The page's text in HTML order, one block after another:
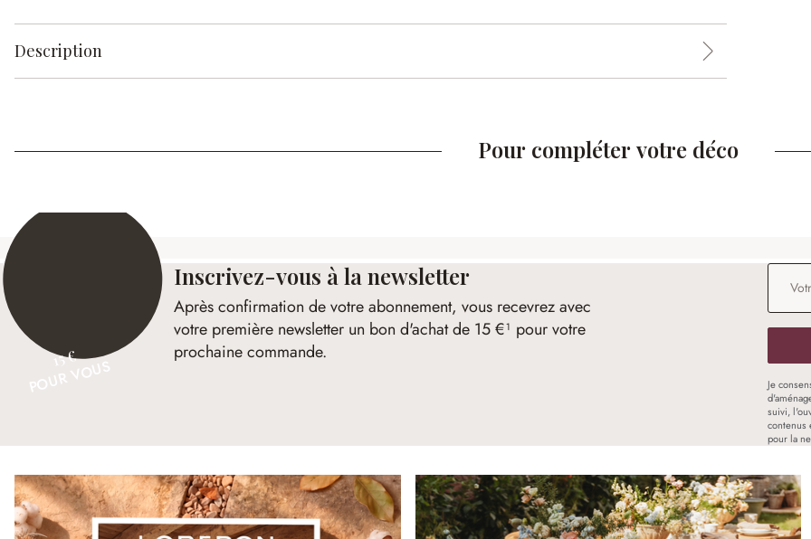
Description
Pour compléter votre déco
15 €
Inscrivez-vous à la newsletter
Après confirmation de votre abonnement, vous recevrez avec
votre première newsletter un bon d'achat de 15 €¹ pour votre
prochaine commande.
Adresse
Je
suivi,
contenus
pour la